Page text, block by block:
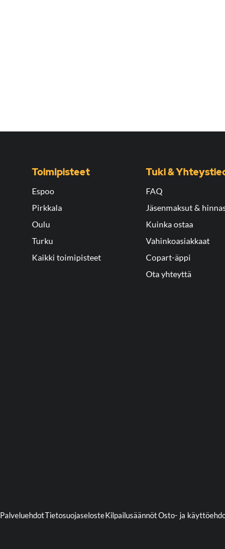
Toimipisteet
Espoo
Pirkkala
Oulu
Turku
Kaikki toimipisteet
Tuki &
FAQ
Jäsenmaksut &
Kuinka ostaa
Vahinkoasiakkaat
Copart-äppi
Ota yhteyttä
PalveluehdotTietosuojaselosteKilpailusäännötOsto- ja